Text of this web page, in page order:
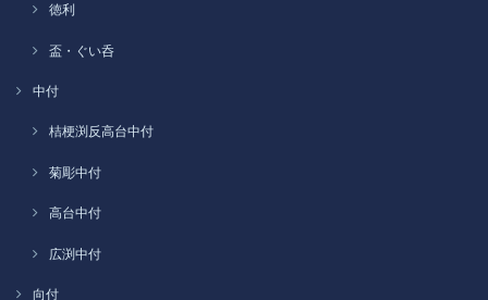
徳利
盃・ぐい呑
中付
桔梗渕反高台中付
菊彫中付
高台中付
広渕中付
向付